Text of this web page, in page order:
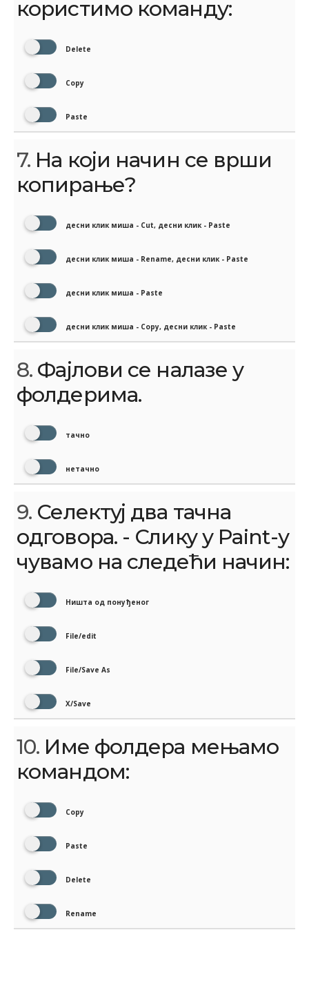
користимо команду:
Delete
Copy
Paste
7. На који начин се врши
копирање?
десни клик миша - Cut, десни клик - Paste
десни клик миша - Rename, десни клик - Paste
десни клик миша - Paste
десни клик миша - Copy, десни клик - Paste
8. Фајлови се налазе у
фолдерима.
тачно
нетачно
9. Селектуј два тачна
одговора. - Слику у Paint-у
чувамо на следећи начин:
Ништа од понуђеног
File/edit
File/Save As
X/Save
10. Име фолдера мењамо
командом:
Copy
Paste
Delete
Rename